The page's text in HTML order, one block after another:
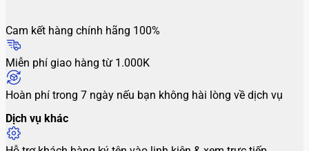
Cam kết hàng chính hãng 100%
Miễn phí giao hàng từ 1.000K
Hoàn phí trong 7 ngày nếu bạn không hài lòng về dịch vụ
Dịch vụ khác